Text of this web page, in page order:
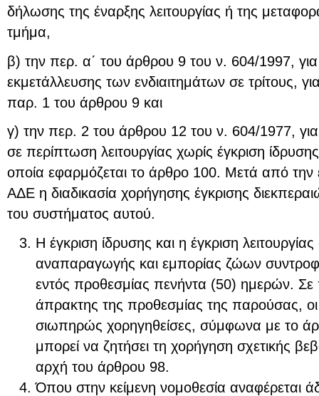
δήλωσης της έναρξης λειτουργίας ή της
τμήμα,
β) την περ. α΄ του άρθρου 9 του ν. 604/1997,
εκμετάλλευσης των ενδιαιτημάτων σε τρίτους,
παρ. 1 του άρθρου 9 και
γ) την περ. 2 του άρθρου 12 του ν. 604/1977,
σε περίπτωση λειτουργίας χωρίς έγκριση ίδρυσης
οποία εφαρμόζεται το άρθρο 100. Μετά από
ΑΔΕ η διαδικασία χορήγησης έγκρισης
του συστήματος αυτού.
Η έγκριση ίδρυσης και η έγκριση
αναπαραγωγής και εμπορίας ζώων
εντός προθεσμίας πενήντα (50) ημερών.
άπρακτης της προθεσμίας της παρούσας, οι
σιωπηρώς χορηγηθείσες, σύμφωνα με το
μπορεί να ζητήσει τη χορήγηση σχετικής
αρχή του άρθρου 98.
Όπου στην κείμενη νομοθεσία αναφέρεται